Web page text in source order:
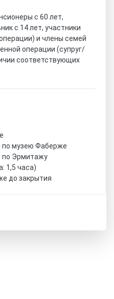
с 60 лет,
с 14 лет, участники
и члены семей
операции (супруг/
соответствующих
по музею Фаберже
по Эрмитажу
1,5 часа)
до закрытия